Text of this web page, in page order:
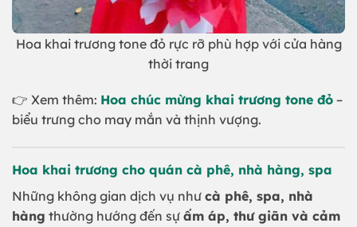
Hoa khai trương tone đỏ rực rỡ phù hợp với cửa hàng
thời trang
👉 Xem thêm: Hoa chúc mừng khai trương tone đỏ –
biểu trưng cho may mắn và thịnh vượng.
Hoa khai trương cho quán cà phê, nhà hàng, spa
Những không gian dịch vụ như cà phê, spa, nhà
hàng thường hướng đến sự ấm áp, thư giãn và cảm